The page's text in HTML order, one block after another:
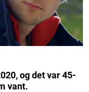
og det var 45-
vant.